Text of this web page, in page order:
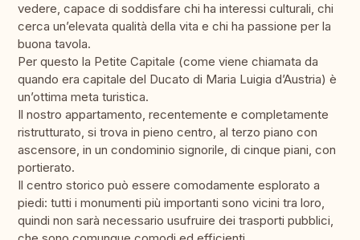
vedere, capace di soddisfare chi ha interessi culturali, chi
cerca un’elevata qualità della vita e chi ha passione per la
buona tavola.
Per questo la Petite Capitale (come viene chiamata da
quando era capitale del Ducato di Maria Luigia d’Austria) è
un’ottima meta turistica.
Il nostro appartamento, recentemente e completamente
ristrutturato, si trova in pieno centro, al terzo piano con
ascensore, in un condominio signorile, di cinque piani, con
portierato.
Il centro storico può essere comodamente esplorato a
piedi: tutti i monumenti più importanti sono vicini tra loro,
quindi non sarà necessario usufruire dei trasporti pubblici,